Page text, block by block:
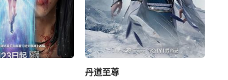
丹道至尊